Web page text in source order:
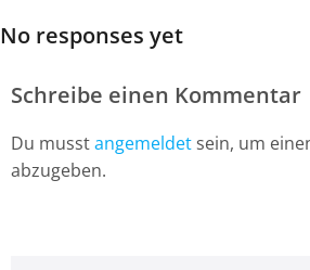
No responses yet
Schreibe einen Kommentar
Du musstangemeldet sein, um
abzugeben.